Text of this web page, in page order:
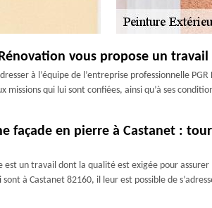
vous propose un
à l’équipe de l’entreprise professionnelle
qui lui sont confiées, ainsi qu’à ses
en pierre à Castanet :
un travail dont la qualité est exigée pour
à Castanet 82160, il leur est possible de